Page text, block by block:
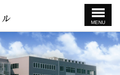
MENU